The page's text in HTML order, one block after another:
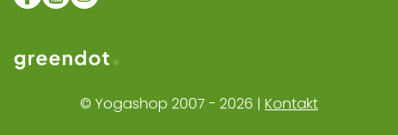
Web realozoval Greendot
© Yogashop 2007 - 2026 | Kontakt